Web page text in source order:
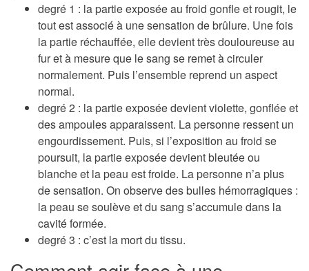
degré 1 : la partie exposée au froid gonfle et rougit, le
tout est associé à une sensation de brûlure. Une fois
la partie réchauffée, elle devient très douloureuse au
fur et à mesure que le sang se remet à circuler
normalement. Puis l’ensemble reprend un aspect
normal.
degré 2 : la partie exposée devient violette, gonflée et
des ampoules apparaissent. La personne ressent un
engourdissement. Puis, si l’exposition au froid se
poursuit, la partie exposée devient bleutée ou
blanche et la peau est froide. La personne n’a plus
de sensation. On observe des bulles hémorragiques :
la peau se soulève et du sang s’accumule dans la
cavité formée.
degré 3 : c’est la mort du tissu.